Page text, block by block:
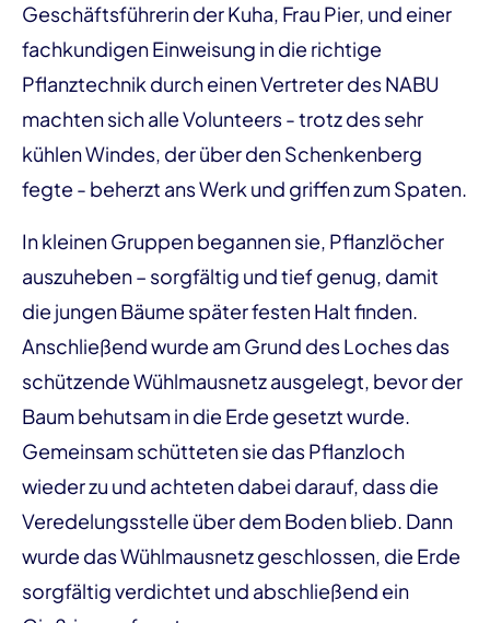
Geschäftsführerin der Kuha, Frau Pier, und einer
fachkundigen Einweisung in die richtige
Pflanztechnik durch einen Vertreter des NABU
machten sich alle Volunteers - trotz des sehr
kühlen Windes, der über den Schenkenberg
fegte - beherzt ans Werk und griffen zum Spaten.
In kleinen Gruppen begannen sie, Pflanzlöcher
auszuheben – sorgfältig und tief genug, damit
die jungen Bäume später festen Halt finden.
Anschließend wurde am Grund des Loches das
schützende Wühlmausnetz ausgelegt, bevor der
Baum behutsam in die Erde gesetzt wurde.
Gemeinsam schütteten sie das Pflanzloch
wieder zu und achteten dabei darauf, dass die
Veredelungsstelle über dem Boden blieb. Dann
wurde das Wühlmausnetz geschlossen, die Erde
sorgfältig verdichtet und abschließend ein